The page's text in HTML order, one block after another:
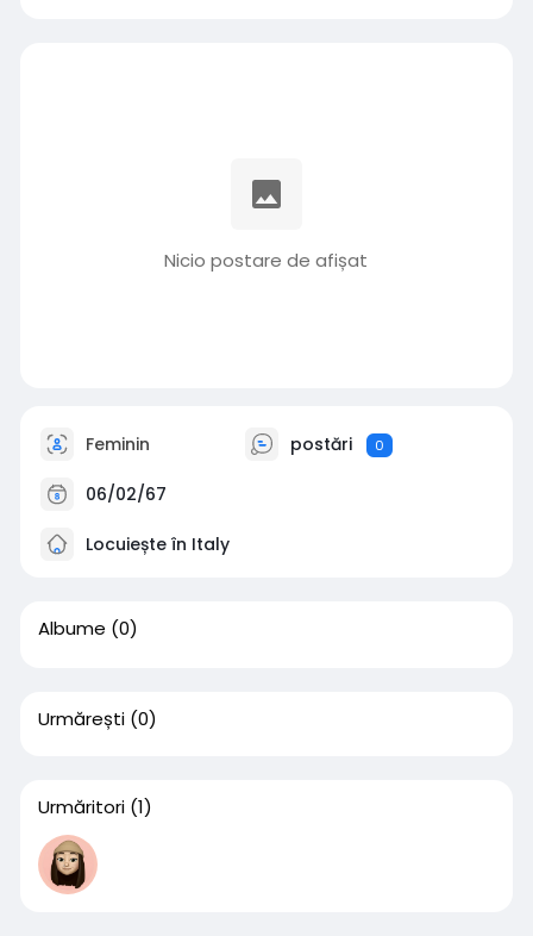
Nicio postare de afișat
Feminin postări 0
06/02/67
Locuiește în Italy
Albume (0)
Urmărești (0)
Urmăritori (1)